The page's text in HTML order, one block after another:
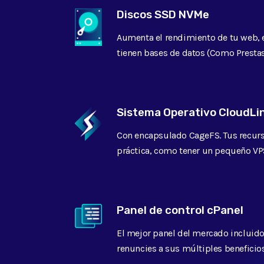
Instalador CMS
Protección DDoS
Migración
Uptime Garantizado
Discos SSD NVMe
Aumenta el rendimiento de tu web,
tienen bases de datos (Como
Sistema Operativo
Con encapsulado CageFS. Tus
práctica, como tener un pequeño
Panel de control cPanel
El mejor panel del mercado
renuncies a sus múltiples